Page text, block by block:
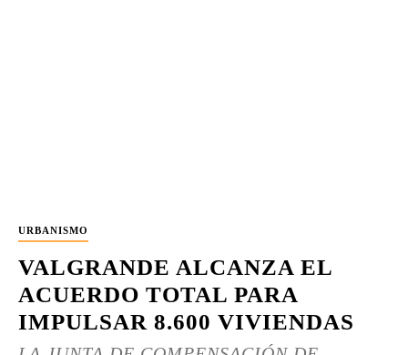
URBANISMO
VALGRANDE ALCANZA EL
ACUERDO TOTAL PARA
IMPULSAR 8.600 VIVIENDAS